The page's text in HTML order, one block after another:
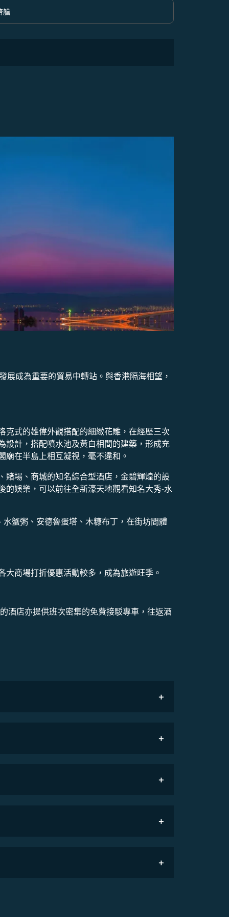
option 經濟艙 Selected
艙
成為重要的貿易中轉站。與香港隔海相望，
克式的雄偉外觀搭配的細緻花雕，在經歷三次
設計，搭配噴水池及黃白相間的建築，形成充
在半島上相互凝視，毫不違和。
賭場、商城的知名綜合型酒店，金碧輝煌的設
的娛樂，可以前往全新濠天地觀看知名大秀-水
蟹粥、安德魯蛋塔、木糠布丁，在街坊間體
商場打折優惠活動較多，成為旅遊旺季。
酒店亦提供班次密集的免費接駁專車，往返酒